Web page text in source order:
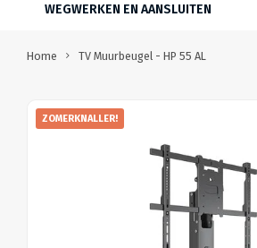
WEGWERKEN EN AANSLUITEN
Home TV Muurbeugel - HP 55 AL
ZOMERKNALLER!